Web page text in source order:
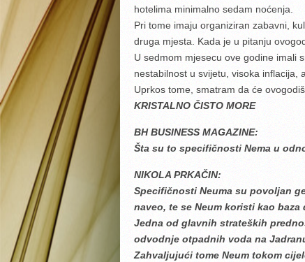
hotelima minimalno sedam noćenja.
Pri tome imaju organiziran zabavni,
druga mjesta. Kada je u pitanju
U sedmom mjesecu ove godine imali
nestabilnost u svijetu, visoka inflacija,
Uprkos tome, smatram da će
KRISTALNO ČISTO MORE
BH BUSINESS MAGAZINE:
Šta su to specifičnosti Nema u
NIKOLA PRKAČIN:
Specifičnosti Neuma su povoljan
naveo, te se Neum koristi kao
Jedna od glavnih strateških
odvodnje otpadnih voda na
Zahvaljujući tome Neum tokom